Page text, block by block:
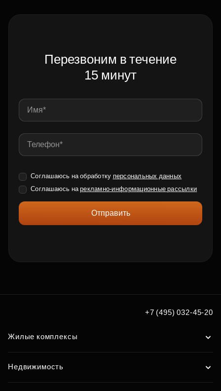
Перезвоним в течение
15 минут
Соглашаюсь на обработку персональных данных
Соглашаюсь нарекламно-информационные рассылки
Отправить
+7 (495) 032-45-20
Жилые комплексы
Недвижимость